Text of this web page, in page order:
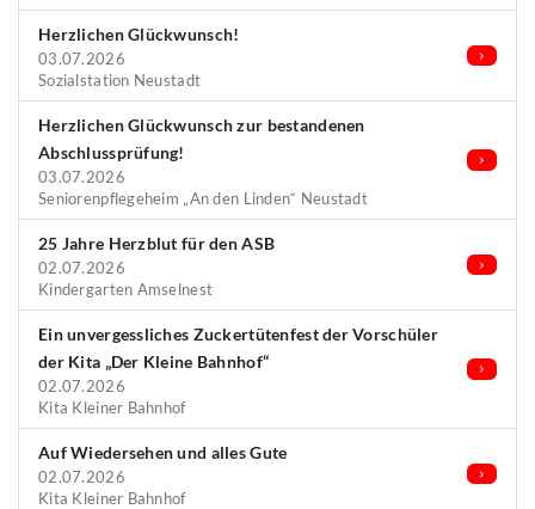
Herzlichen Glückwunsch!
03.07.2026
Sozialstation Neustadt
Herzlichen Glückwunsch zur bestandenen
Abschlussprüfung!
03.07.2026
Seniorenpflegeheim „An den Linden“ Neustadt
25 Jahre Herzblut für den ASB
02.07.2026
Kindergarten Amselnest
Ein unvergessliches Zuckertütenfest der Vorschüler
der Kita „Der Kleine Bahnhof“
02.07.2026
Kita Kleiner Bahnhof
Auf Wiedersehen und alles Gute
02.07.2026
Kita Kleiner Bahnhof